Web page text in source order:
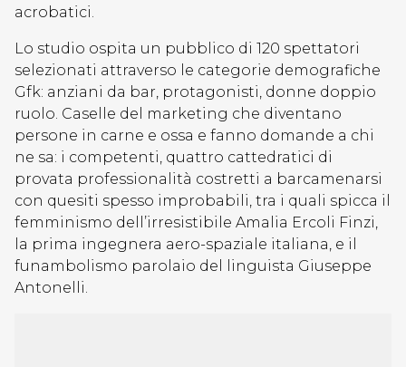
acrobatici.
Lo studio ospita un pubblico di 120 spettatori
selezionati attraverso le categorie demografiche
Gfk: anziani da bar, protagonisti, donne doppio
ruolo. Caselle del marketing che diventano
persone in carne e ossa e fanno domande a chi
ne sa: i competenti, quattro cattedratici di
provata professionalità costretti a barcamenarsi
con quesiti spesso improbabili, tra i quali spicca il
femminismo dell’irresistibile Amalia Ercoli Finzi,
la prima ingegnera aero-spaziale italiana, e il
funambolismo parolaio del linguista Giuseppe
Antonelli.